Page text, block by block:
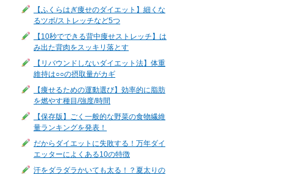
【ふくらはぎ痩せのダイエット】細くな
るツボ/ストレッチなど5つ
【10秒でできる背中痩せストレッチ】は
み出た背肉をスッキリ落とす
【リバウンドしないダイエット法】体重
維持は○○の摂取量がカギ
【痩せるための運動選び】効率的に脂肪
を燃やす種目/強度/時間
【保存版】ごく一般的な野菜の食物繊維
量ランキングを発表！
だからダイエットに失敗する！万年ダイ
エッターによくある10の特徴
汗をダラダラかいても太る！？夏太りの